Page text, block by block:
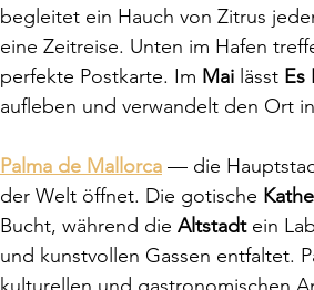
begleitet ein Hauch von Zitrus
eine Zeitreise. Unten im Hafen
perfekte Postkarte. Im Mai lässt Es
aufleben und verwandelt den Ort
Palma de Mallorca — die
der Welt öffnet. Die gotische
Bucht, während die Altstadt ein
und kunstvollen Gassen entfaltet.
kulturellen und gastronomischen